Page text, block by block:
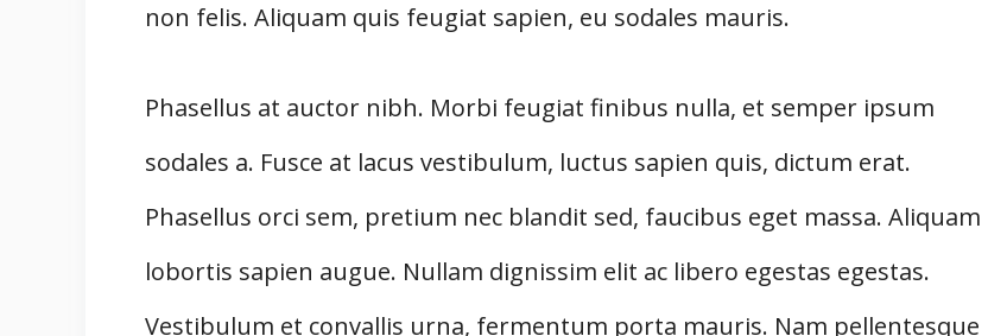
non felis. Aliquam quis feugiat sapien, eu sodales mauris.
Phasellus at auctor nibh. Morbi feugiat finibus nulla, et semper ipsum
sodales a. Fusce at lacus vestibulum, luctus sapien quis, dictum erat.
Phasellus orci sem, pretium nec blandit sed, faucibus eget massa. Aliquam
lobortis sapien augue. Nullam dignissim elit ac libero egestas egestas.
Vestibulum et convallis urna, fermentum porta mauris. Nam pellentesque